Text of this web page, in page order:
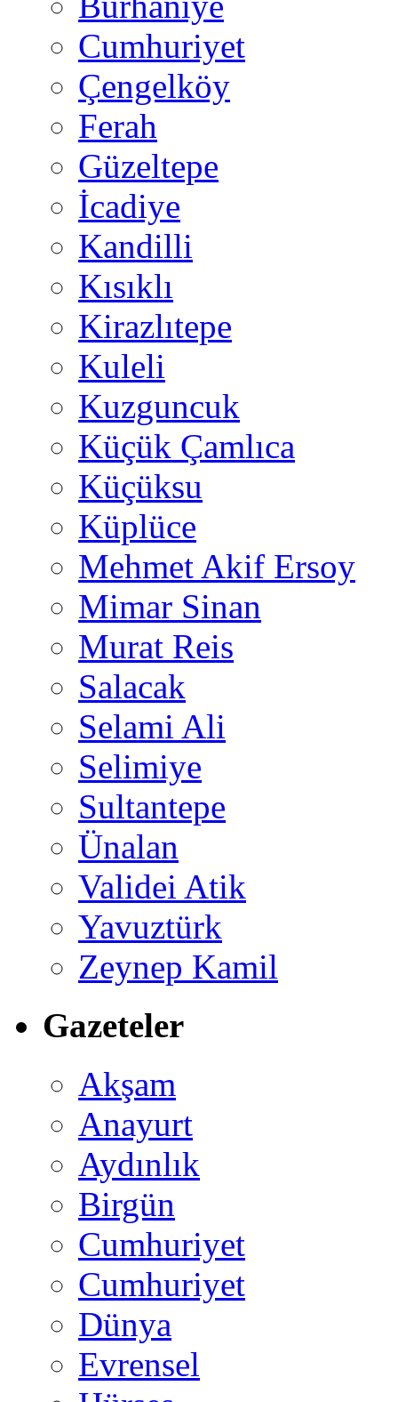
Cumhuriyet
Çengelköy
Ferah
Güzeltepe
İcadiye
Kandilli
Kısıklı
Kirazlıtepe
Kuleli
Kuzguncuk
Küçük Çamlıca
Küçüksu
Küplüce
Mehmet Akif Ersoy
Mimar Sinan
Murat Reis
Salacak
Selami Ali
Selimiye
Sultantepe
Ünalan
Validei Atik
Yavuztürk
Zeynep Kamil
Gazeteler
Akşam
Anayurt
Aydınlık
Birgün
Cumhuriyet
Cumhuriyet
Dünya
Evrensel